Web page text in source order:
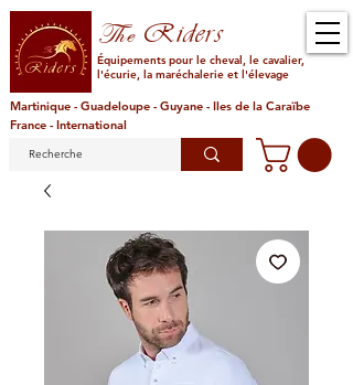
TheRiders
Équipements pour le cheval, le cavalier,
l'écurie, la maréchalerie et l'élevage
Martinique - Guadeloupe - Guyane - Iles de la Caraïbe
France - International